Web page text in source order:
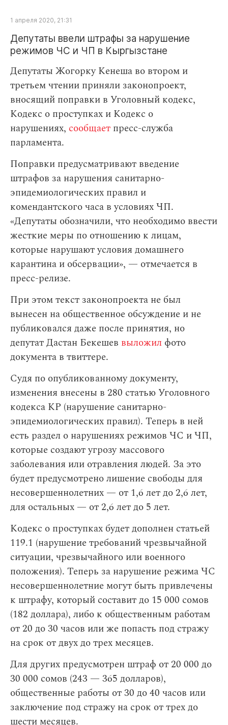
1 апреля 2020, 21:31
Депутаты ввели штрафы за нарушение
режимов ЧС и ЧП в Кыргызстане
Депутаты Жогорку Кенеша во втором и
третьем чтении приняли законопроект,
вносящий поправки в Уголовный кодекс,
Кодекс о проступках и Кодекс о
нарушениях, сообщает пресс-служба
парламента.
Поправки предусматривают введение
штрафов за нарушения санитарно-
эпидемиологических правил и
комендантского часа в условиях ЧП.
«Депутаты обозначили, что необходимо ввести
жесткие меры по отношению к лицам,
которые нарушают условия домашнего
карантина и обсервации», — отмечается в
пресс-релизе.
При этом текст законопроекта не был
вынесен на общественное обсуждение и не
публиковался даже после принятия, но
депутат Дастан Бекешев выложил фото
документа в твиттере.
Судя по опубликованному документу,
изменения внесены в 280 статью Уголовного
кодекса КР (нарушение санитарно-
эпидемиологических правил). Теперь в ней
есть раздел о нарушениях режимов ЧС и ЧП,
которые создают угрозу массового
заболевания или отравления людей. За это
будет предусмотрено лишение свободы для
несовершеннолетних — от 1,6 лет до 2,6 лет,
для остальных — от 2,6 лет до 5 лет.
Кодекс о проступках будет дополнен статьей
119.1 (нарушение требований чрезвычайной
ситуации, чрезвычайного или военного
положения). Теперь за нарушение режима ЧС
несовершеннолетние могут быть привлечены
к штрафу, который составит до 15 000 сомов
(182 доллара), либо к общественным работам
от 20 до 30 часов или же попасть под стражу
на срок от двух до трех месяцев.
Для других предусмотрен штраф от 20 000 до
30 000 сомов (243 — 365 долларов),
общественные работы от 30 до 40 часов или
заключение под стражу на срок от трех до
шести месяцев.